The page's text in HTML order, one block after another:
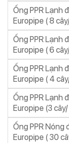
Ống PPR Lạnh
Europipe ( 8
Ống PPR Lạnh
Europipe ( 6
Ống PPR Lạnh
Europipe ( 4
Ống PPR Lạnh
Europipe (3
Ống PPR Nóng
Europipe ( 30